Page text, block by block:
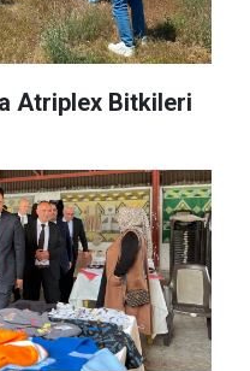
Atriplex Bitkileri